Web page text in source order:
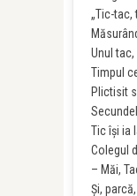
„Tic-tac,
Unul
Timpul
Plictisit
Tic îşi ia
Colegul
– Măi,
Şi,